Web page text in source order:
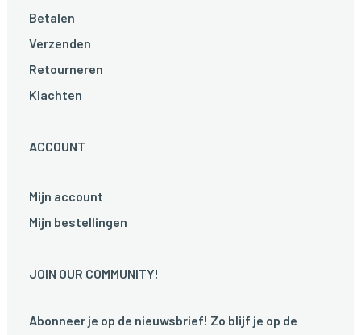
Betalen
Verzenden
Retourneren
Klachten
ACCOUNT
Mijn account
Mijn bestellingen
JOIN OUR COMMUNITY!
Abonneer je op de nieuwsbrief! Zo blijf je op de